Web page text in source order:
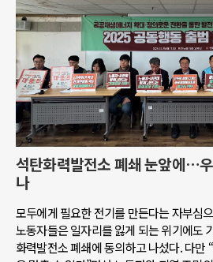
석탄화력발전소 폐쇄 눈앞에…
나
모두에게 필요한 전기를 만든다는 자부심
노동자들은 일자리를 잃게 되는 위기에도
화력발전소 폐쇄에 동의하고 나섰다. 다만